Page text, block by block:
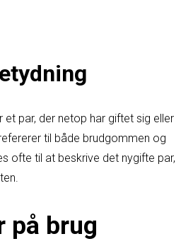
et par, der netop har giftet sig eller
til både brudgommen og
ofte til at beskrive det nygifte par,
på brug